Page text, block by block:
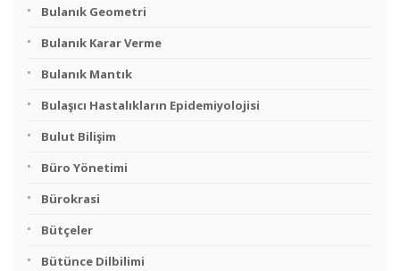
Bulanık Geometri
Bulanık Karar Verme
Bulanık Mantık
Bulaşıcı Hastalıkların Epidemiyolojisi
Bulut Bilişim
Büro Yönetimi
Bürokrasi
Bütçeler
Bütünce Dilbilimi